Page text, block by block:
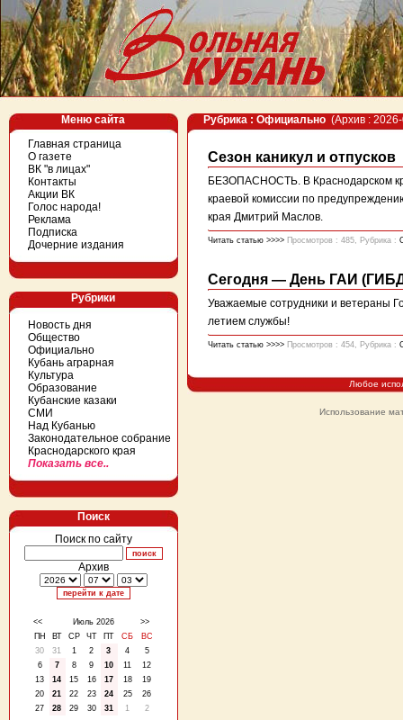
Меню сайта
Главная страница
О газете
ВК "в лицах"
Контакты
Акции ВК
Голос народа!
Реклама
Подписка
Дочерние издания
Рубрики
Новость дня
Общество
Официально
Кубань аграрная
Культура
Образование
Кубанские казаки
СМИ
Над Кубанью
Законодательное собрание
Краснодарского края
Показать все..
Поиск
Поиск по сайту
Архив
<< Июль 2026
>>
ПН
ВТ СР ЧТ ПТ СБ
ВС
30
31 1 2 3 4
5
6
7 8 9 10 11
12
13
14 15 16 17 18
19
20
21 22 23 24 25
26
27
28 29 30 31 1 2
Рубрика : Официально (Архив :
Сезон каникул и отпусков
БЕЗОПАСНОСТЬ. В Краснодарском
краевой комиссии по
края Дмитрий Маслов.
Читать статью >>>> Просмотров : 485, Рубрика :
Сегодня — День ГАИ
Уважаемые сотрудники и ветераны
летием службы!
Читать статью >>>> Просмотров : 454, Рубрика :
Любое
Использование